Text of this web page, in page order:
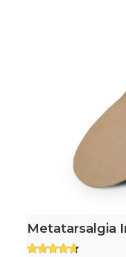
Metatarsalgia